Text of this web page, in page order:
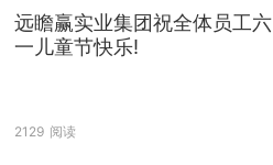
远瞻赢实业集团祝全体员工六
一儿童节快乐!
2129 阅读